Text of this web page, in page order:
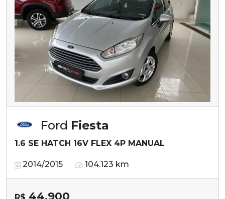
Ford Fiesta
1.6 SE HATCH 16V FLEX 4P MANUAL
2014/2015 104.123 km
44.900